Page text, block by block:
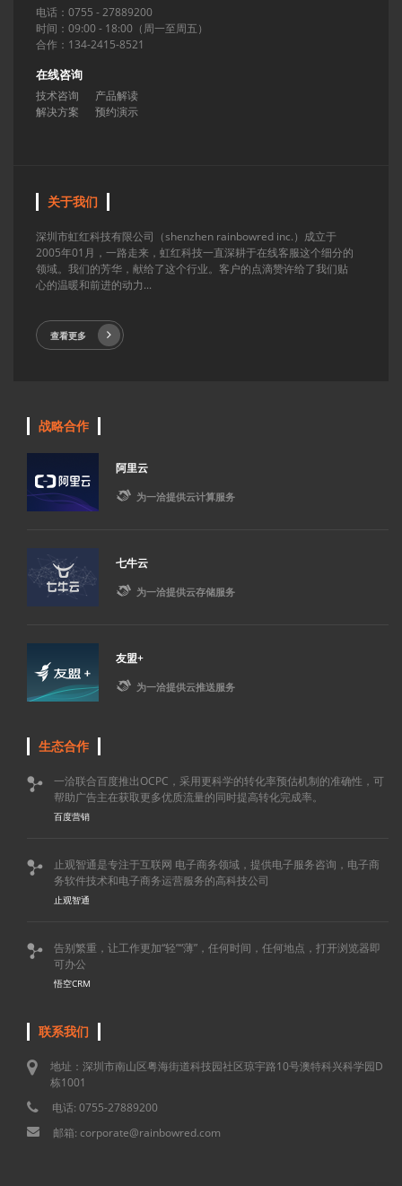
电话：0755 - 27889200
时间：09:00 - 18:00（周一至周五）
合作：134-2415-8521
在线咨询
技术咨询
产品解读
解决方案
预约演示
关于我们
深圳市虹红科技有限公司（shenzhen rainbowred inc.）成立于
2005年01月，一路走来，虹红科技一直深耕于在线客服这个细分的
领域。我们的芳华，献给了这个行业。客户的点滴赞许给了我们贴
心的温暖和前进的动力...
查看更多
战略合作
阿里云
 为一洽提供云计算服务
七牛云
 为一洽提供云存储服务
友盟+
 为一洽提供云推送服务
生态合作

一洽联合百度推出OCPC，采用更科学的转化率预估机制的准确性，可
帮助广告主在获取更多优质流量的同时提高转化完成率。
百度营销

止观智通是专注于互联网 电子商务领域，提供电子服务咨询，电子商
务软件技术和电子商务运营服务的高科技公司
止观智通

告别繁重，让工作更加“轻”“薄”，任何时间，任何地点，打开浏览器即
可办公
悟空CRM
联系我们
地址：深圳市南山区粤海街道科技园社区琼宇路10号澳特科兴科学园D
栋1001
电话: 0755-27889200
邮箱: corporate@rainbowred.com